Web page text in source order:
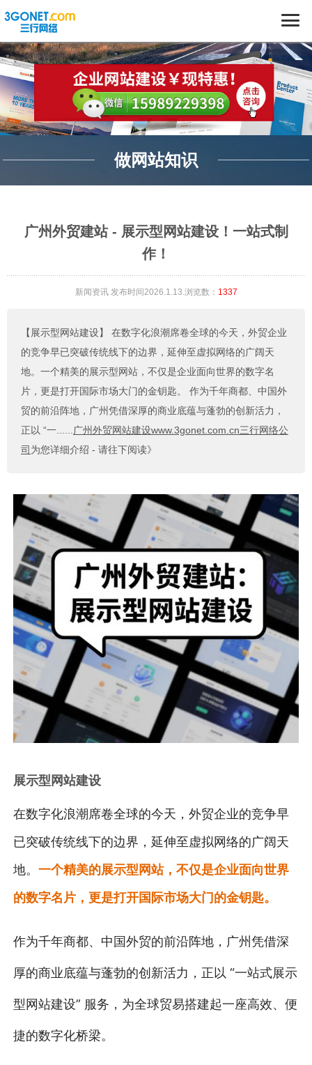
做网站知识
广州外贸建站 - 展示型网站建设！一站式制
作！
新闻资讯发布时间2026.1.13.浏览数： 1337
【展示型网站建设】
在数字化浪潮席卷全球的今天，外贸企业
的竞争早已突破传统线下的边界，延伸至虚拟网络的广阔天
地。一个精美的展示型网站，不仅是企业面向世界的数字名
片，更是打开国际市场大门的金钥匙。 作为千年商都、中国外
贸的前沿阵地，广州凭借深厚的商业底蕴与蓬勃的创新活力，
正以 “一......广州外贸网站建设www.3gonet.com.cn三行网络公
司 为您详细介绍 - 请往下阅读》
展示型网站建设
在数字化浪潮席卷全球的今天，外贸企业的竞争早
已突破传统线下的边界，延伸至虚拟网络的广阔天
地。 一个精美的展示型网站，不仅是企业面向世界
的数字名片，更是打开国际市场大门的金钥匙。
作为千年商都、中国外贸的前沿阵地，广州凭借深
厚的商业底蕴与蓬勃的创新活力，正以 “一站式展示
型网站建设” 服务，为全球贸易搭建起一座高效、便
捷的数字化桥梁。